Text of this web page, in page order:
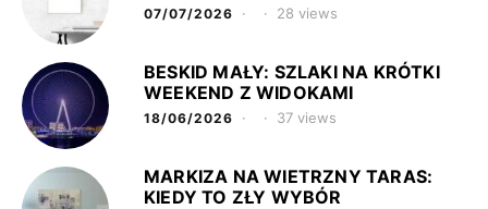
07/07/2026 28 views
BESKID MAŁY: SZLAKI NA KRÓTKI
WEEKEND Z WIDOKAMI
18/06/2026 37 views
MARKIZA NA WIETRZNY TARAS:
KIEDY TO ZŁY WYBÓR